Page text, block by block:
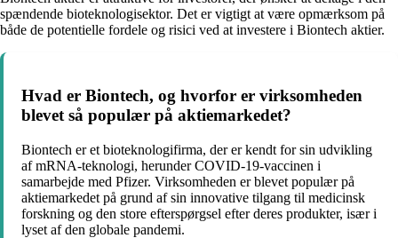
spændende bioteknologisektor. Det er vigtigt at være opmærksom på
både de potentielle fordele og risici ved at investere i Biontech aktier.
Hvad er Biontech, og hvorfor er virksomheden
blevet så populær på aktiemarkedet?
Biontech er et bioteknologifirma, der er kendt for sin udvikling
af mRNA-teknologi, herunder COVID-19-vaccinen i
samarbejde med Pfizer. Virksomheden er blevet populær på
aktiemarkedet på grund af sin innovative tilgang til medicinsk
forskning og den store efterspørgsel efter deres produkter, især i
lyset af den globale pandemi.